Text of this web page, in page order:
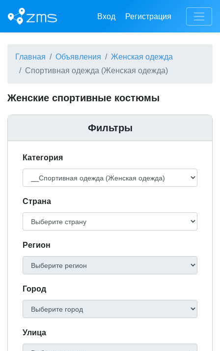
Вход Регистрация
Главная Объявления
Женская одежда
Спортивная одежда (Женская одежда)
Женские спортивные костюмы
Фильтры
Категория
Cтрана
Регион
Город
Улица